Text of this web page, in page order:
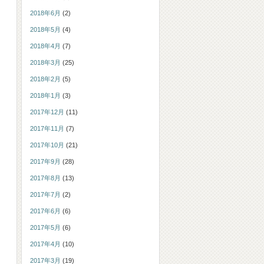
2018年6月 (2)
2018年5月 (4)
2018年4月 (7)
2018年3月 (25)
2018年2月 (5)
2018年1月 (3)
2017年12月 (11)
2017年11月 (7)
2017年10月 (21)
2017年9月 (28)
2017年8月 (13)
2017年7月 (2)
2017年6月 (6)
2017年5月 (6)
2017年4月 (10)
2017年3月 (19)